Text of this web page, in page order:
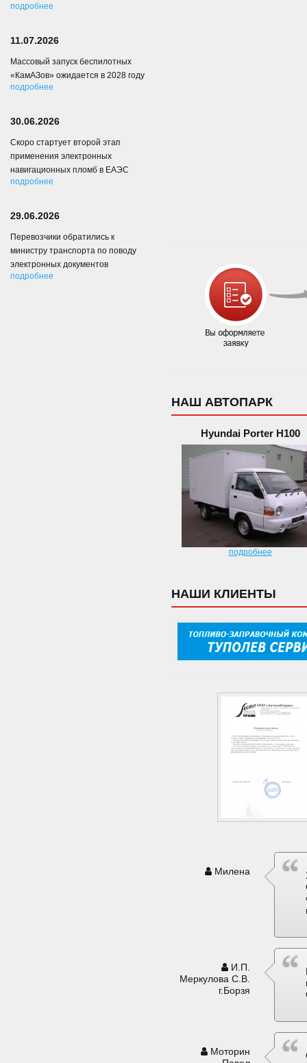
НАШ АВТОПАРК
Hyundai Porter H100
подробнее
НАШИ КЛИЕНТЫ
Милена
И.П.
Меркулова С.В.
г.Борзя
Моторин
подробнее
11.07.2026
Массовый запуск беспилотных
«КамАЗов» ожидается в 2028 году
подробнее
30.06.2026
Скоро стартует второй этап
применения электронных
навигационных пломб в ЕАЭС
подробнее
29.06.2026
Перевозчики обратились к
министру транспорта по поводу
электронных документов
подробнее